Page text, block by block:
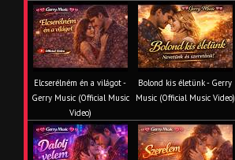
Elcserélném én a világot -
Gerry Music (Official Music
Video)
Bolond kis életünk - Gerry
Music (Official Music Video)